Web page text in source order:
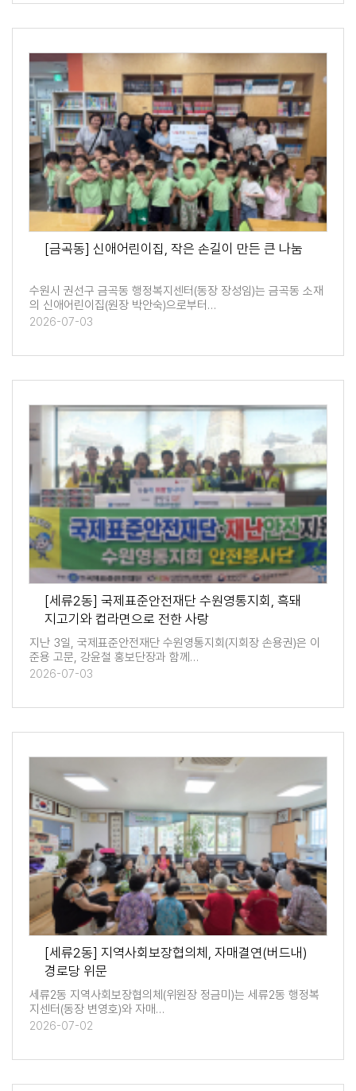
[금곡동] 신애어린이집, 작은 손길이 만든 큰 나눔
수원시 권선구 금곡동 행정복지센터(동장 장성임)는 금곡동 소재
의 신애어린이집(원장 박안숙)으로부터…
2026-07-03
[세류2동] 국제표준안전재단 수원영통지회, 흑돼
지고기와 컵라면으로 전한 사랑
지난 3일, 국제표준안전재단 수원영통지회(지회장 손용권)은 이
준용 고문, 강윤철 홍보단장과 함께…
2026-07-03
[세류2동] 지역사회보장협의체, 자매결연(버드내)
경로당 위문
세류2동 지역사회보장협의체(위원장 정금미)는 세류2동 행정복
지센터(동장 변영호)와 자매…
2026-07-02